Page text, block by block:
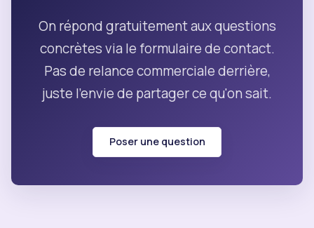
On répond gratuitement aux questions
concrètes via le formulaire de contact.
Pas de relance commerciale derrière,
juste l'envie de partager ce qu'on sait.
Poser une question